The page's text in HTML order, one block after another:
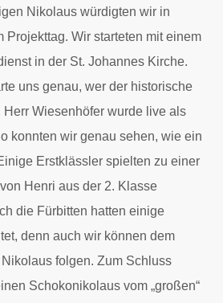
Nikolaus würdigten wir in
Projekttag. Wir starteten mit einem
in der St. Johannes Kirche.
uns genau, wer der historische
Herr Wiesenhöfer wurde live als
konnten wir genau sehen, wie ein
Erstklässler spielten zu einer
Henri aus der 2. Klasse
die Fürbitten hatten einige
denn auch wir können dem
folgen. Zum Schluss
Schokonikolaus vom „großen“